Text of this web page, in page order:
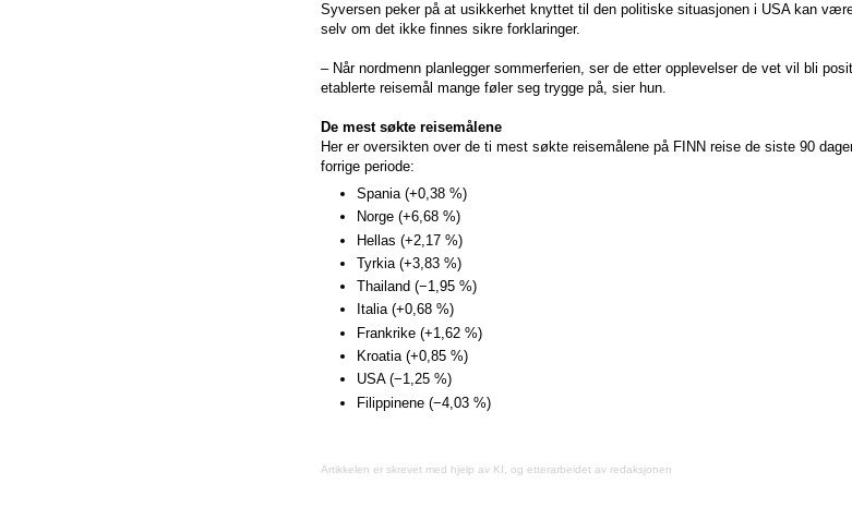
Syversen peker på at usikkerhet knyttet til den politiske situasjonen i USA kan
selv om det ikke finnes sikre forklaringer.
– Når nordmenn planlegger sommerferien, ser de etter opplevelser de vet vil bli
etablerte reisemål mange føler seg trygge på, sier hun.
De mest søkte reisemålene
Her er oversikten over de ti mest søkte reisemålene på FINN reise de siste 90
forrige periode:
Spania (+0,38 %)
Norge (+6,68 %)
Hellas (+2,17 %)
Tyrkia (+3,83 %)
Thailand (−1,95 %)
Italia (+0,68 %)
Frankrike (+1,62 %)
Kroatia (+0,85 %)
USA (−1,25 %)
Filippinene (−4,03 %)
Artikkelen er skrevet med hjelp av KI, og etterarbeidet av redaksjonen